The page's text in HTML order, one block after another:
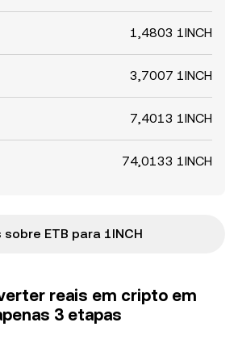
1,4803 1INCH
3,7007 1INCH
7,4013 1INCH
74,0133 1INCH
sobre ETB para 1INCH
reais em cripto em
3 etapas